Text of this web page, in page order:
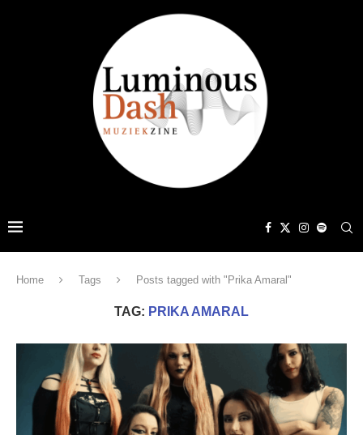
Home Tags Posts tagged with "Prika Amaral"
TAG: PRIKA AMARAL